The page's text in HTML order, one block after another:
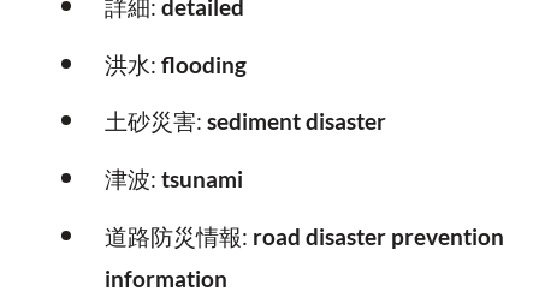
詳細: detailed
洪水: flooding
土砂災害: sediment disaster
津波: tsunami
道路防災情報: road disaster prevention
information